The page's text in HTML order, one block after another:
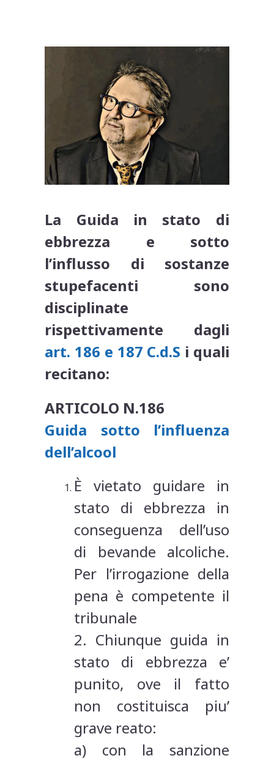
La Guida in stato di
ebbrezza e sotto
l’influsso di sostanze
stupefacenti sono
disciplinate
rispettivamente dagli
art. 186 e 187 C.d.S i quali
recitano:
ARTICOLO N.186
Guida sotto l’influenza
dell’alcool
È vietato guidare in
stato di ebbrezza in
conseguenza dell’uso
di bevande alcoliche.
Per l’irrogazione della
pena è competente il
tribunale
2. Chiunque guida in
stato di ebbrezza e’
punito, ove il fatto
non costituisca piu’
grave reato:
a) con la sanzione